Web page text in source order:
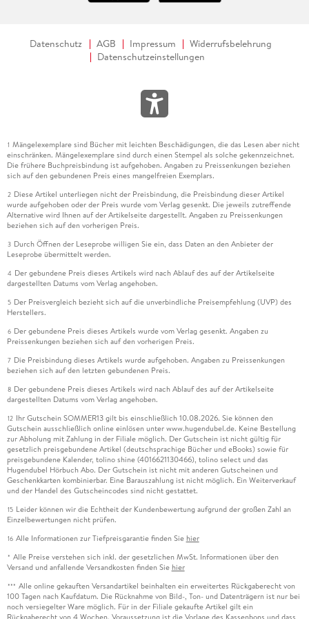
rassistische oder antisemitische Kunst nicht verbieten lässt.
dass der Staat nicht gezwungen ist, rassistische oder
antisemitische Kunst nur deshalb zu fördern, weil Kunst eben
frei ist und anstößig sein darf. Exkludierende Förderkriterien
Verwaltungsvorschrift gesteuerte Vergabe demokratisch
durch Haushaltsgesetz bereitgestellter Mittel soll
grundsätzlich ausreichen, um durch Förderkriterien zu
steuern.
Das wurde schon im Parlamentarischen Rat für die analoge
Wissenschaftsförderung so gesehen. Die Kunstfreiheit
vermittelt keinen Anspruch auf Förderung. Dann können
Projekte - so die Verfasser konsequent - auch nach
kunstexternen Kriterien bedingt gefördert werden. Dass die
verwaltungsrechtliche Operationalisierung im
Bermudadreieck zwischen Inhalts- und Nebenbestimmung
des Förderbescheids keineswegs einfach ist, wird
demonstriert. Ohne ordentliches Verwaltungsrecht geht es
nicht. Auch im Koppelungsverbot des
Verwaltungsverfahrensgesetzes wird unsere Freiheit
verteidigt. Eine Nebenbestimmung darf hiernach dem Zweck
des Verwaltungsaktes nicht zuwiderlaufen, es muss also
konkret ein Sachzusammenhang zwischen der Förderung
freier Kunst und dem kunstexternen Gemeinwohlzweck
bestehen. Für die Bekämpfung von Rassismus und
Antisemitismus gilt das nicht ohne Weiteres. Ein Gesetz
könnte - so Möllers und Weinberg - den fehlenden
Zusammenhang herstellen.
Strenge Anforderungen werden an personenbezogene
Ausschlusskriterien angelegt, wenn diese qualifiziert
grundrechtliche Freiheitsausübung beeinträchtigen. Mit
Recht weisen die Verfasser darauf hin, dass ein Ausschluss
aufgrund einer bestimmten Gesinnung eine nach Artikel 3
Absatz 3 GG grundsätzlich unzulässige Diskriminierung
wegen einer politischen Anschauung ist. Um dies
Datenschutz AGB Impressum
Widerrufsbelehrung
Datenschutzeinstellungen
1 Mängelexemplare sind Bücher mit leichten Beschädigungen, die das Lesen aber nicht
einschränken. Mängelexemplare sind durch einen Stempel als solche gekennzeichnet.
Die frühere Buchpreisbindung ist aufgehoben. Angaben zu Preissenkungen beziehen
sich auf den gebundenen Preis eines mangelfreien Exemplars.
2 Diese Artikel unterliegen nicht der Preisbindung, die Preisbindung dieser Artikel
wurde aufgehoben oder der Preis wurde vom Verlag gesenkt. Die jeweils zutreffende
Alternative wird Ihnen auf der Artikelseite dargestellt. Angaben zu Preissenkungen
beziehen sich auf den vorherigen Preis.
3 Durch Öffnen der Leseprobe willigen Sie ein, dass Daten an den Anbieter der
Leseprobe übermittelt werden.
4 Der gebundene Preis dieses Artikels wird nach Ablauf des auf der Artikelseite
dargestellten Datums vom Verlag angehoben.
5 Der Preisvergleich bezieht sich auf die unverbindliche Preisempfehlung (UVP) des
Herstellers.
6 Der gebundene Preis dieses Artikels wurde vom Verlag gesenkt. Angaben zu
Preissenkungen beziehen sich auf den vorherigen Preis.
7 Die Preisbindung dieses Artikels wurde aufgehoben. Angaben zu Preissenkungen
beziehen sich auf den letzten gebundenen Preis.
8 Der gebundene Preis dieses Artikels wird nach Ablauf des auf der Artikelseite
dargestellten Datums vom Verlag angehoben.
12 Ihr Gutschein SOMMER13 gilt bis einschließlich 10.08.2026. Sie können den
Gutschein ausschließlich online einlösen unter www.hugendubel.de. Keine Bestellung
zur Abholung mit Zahlung in der Filiale möglich. Der Gutschein ist nicht gültig für
gesetzlich preisgebundene Artikel (deutschsprachige Bücher und eBooks) sowie für
preisgebundene Kalender, tolino shine (4016621130466), tolino select und das
Hugendubel Hörbuch Abo. Der Gutschein ist nicht mit anderen Gutscheinen und
Geschenkkarten kombinierbar. Eine Barauszahlung ist nicht möglich. Ein Weiterverkauf
und der Handel des Gutscheincodes sind nicht gestattet.
15 Leider können wir die Echtheit der Kundenbewertung aufgrund der großen Zahl an
Einzelbewertungen nicht prüfen.
16 Alle Informationen zur Tiefpreisgarantie finden Sie hier
* Alle Preise verstehen sich inkl. der gesetzlichen MwSt. Informationen über den
Versand und anfallende Versandkosten finden Sie hier
*** Alle online gekauften Versandartikel beinhalten ein erweitertes Rückgaberecht von
100 Tagen nach Kaufdatum. Die Rücknahme von Bild-, Ton- und Datenträgern ist nur bei
noch versiegelter Ware möglich. Für in der Filiale gekaufte Artikel gilt ein